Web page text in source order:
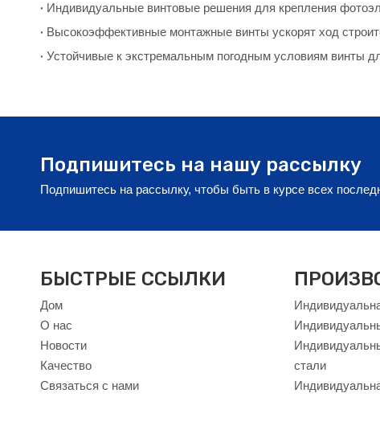
Индивидуальные винтовые решения для крепления
Высокоэффективные монтажные винты ускорят ход
Устойчивые к экстремальным погодным условиям винты
Подпишитесь на нашу рассылку
Подпишитесь на рассылку, чтобы быть в курсе всех
БЫСТРЫЕ ССЫЛКИ
Дом
О нас
Новости
Качество
Связаться с нами
стали